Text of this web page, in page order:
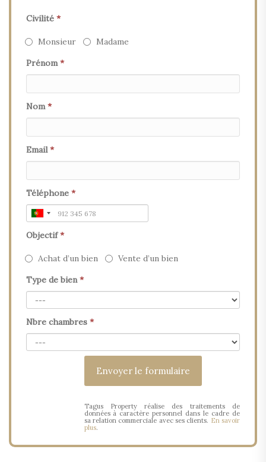
Civilité *
Monsieur
Madame
Prénom*
Nom*
Email*
Téléphone *
Objectif*
Achat d’un bien
Vente d’un bien
Type de bien*
Nbre chambres *
Tagus Property réalise des traitements de
données à caractère personnel dans le cadre de
sa relation commerciale avec ses clients. En savoir
plus.